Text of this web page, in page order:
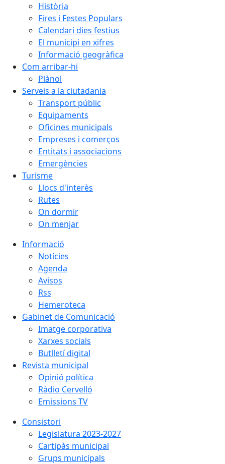
Història
Fires i Festes Populars
Calendari dies festius
El municipi en xifres
Informació geogràfica
Com arribar-hi
Plànol
Serveis a la ciutadania
Transport públic
Equipaments
Oficines municipals
Empreses i comerços
Entitats i associacions
Emergències
Turisme
Llocs d'interès
Rutes
On dormir
On menjar
Informació
Notícies
Agenda
Avisos
Rss
Hemeroteca
Gabinet de Comunicació
Imatge corporativa
Xarxes socials
Butlletí digital
Revista municipal
Opinió política
Ràdio Cervelló
Emissions TV
Consistori
Legislatura 2023-2027
Cartipàs municipal
Grups municipals